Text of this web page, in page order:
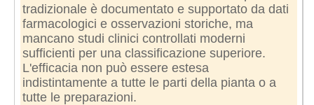
tradizionale è documentato e supportato da dati
farmacologici e osservazioni storiche, ma
mancano studi clinici controllati moderni
sufficienti per una classificazione superiore.
L'efficacia non può essere estesa
indistintamente a tutte le parti della pianta o a
tutte le preparazioni.